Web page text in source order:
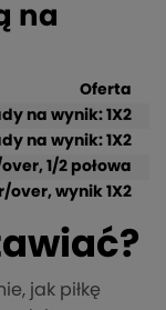
na
Oferta
na wynik: 1X2
na wynik: 1X2
1/2 połowa
over, wynik 1X2
jak piłkę